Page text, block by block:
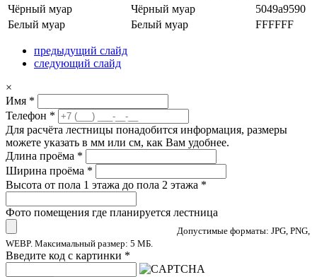
Чёрный муар
Чёрный муар
5049а9590
Белый муар
Белый муар FFFFFF
предыдущий слайд
следующий слайд
×
Имя *
Телефон *
Для расчёта лестницы понадобится информация, размеры
можете указать в мм или см, как Вам удобнее.
Длина проёма *
Ширина проёма *
Высота от пола 1 этажа до пола 2 этажа *
Фото помещения где планируется лестница
Допустимые форматы: JPG, PNG,
WEBP. Максимальный размер: 5 МБ.
Введите код с картинки *